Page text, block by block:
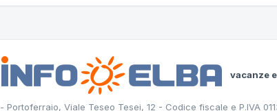
vacanze
- Portoferraio, Viale Teseo Tesei, 12 - Codice fiscale e P.IVA